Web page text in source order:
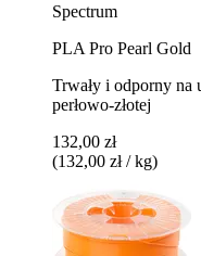
Spectrum
PLA Pro Pearl Gold
Trwały i odporny na
perłowo-złotej
132,00 zł
(132,00 zł / kg)